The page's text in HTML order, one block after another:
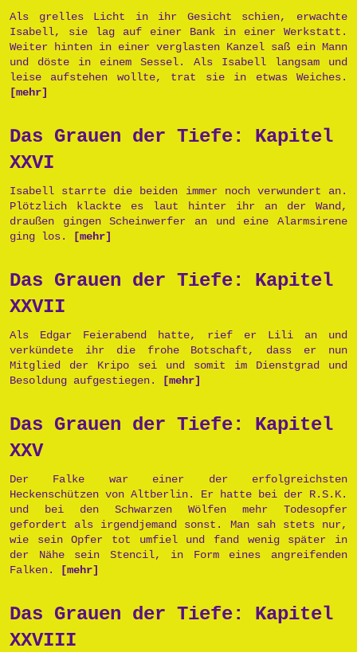
Als grelles Licht in ihr Gesicht schien, erwachte
Isabell, sie lag auf einer Bank in einer Werkstatt.
Weiter hinten in einer verglasten Kanzel saß ein Mann
und döste in einem Sessel. Als Isabell langsam und
leise aufstehen wollte, trat sie in etwas Weiches.
[mehr]
Das Grauen der Tiefe: Kapitel
XXVI
Isabell starrte die beiden immer noch verwundert an.
Plötzlich klackte es laut hinter ihr an der Wand,
draußen gingen Scheinwerfer an und eine Alarmsirene
ging los.
[mehr]
Das Grauen der Tiefe: Kapitel
XXVII
Als Edgar Feierabend hatte, rief er Lili an und
verkündete ihr die frohe Botschaft, dass er nun
Mitglied der Kripo sei und somit im Dienstgrad und
Besoldung aufgestiegen.
[mehr]
Das Grauen der Tiefe: Kapitel
XXV
Der Falke war einer der erfolgreichsten
Heckenschützen von Altberlin. Er hatte bei der R.S.K.
und bei den Schwarzen Wölfen mehr Todesopfer
gefordert als irgendjemand sonst. Man sah stets nur,
wie sein Opfer tot umfiel und fand wenig später in
der Nähe sein Stencil, in Form eines angreifenden
Falken.
[mehr]
Das Grauen der Tiefe: Kapitel
XXVIII